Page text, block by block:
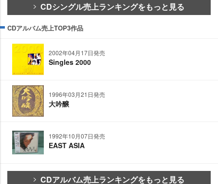
CDシングル売上ランキングをもっと見る
CDアルバム売上TOP3作品
2002年04月17日発売
Singles 2000
1996年03月21日発売
大吟醸
1992年10月07日発売
EAST ASIA
CDアルバム売上ランキングをもっと見る